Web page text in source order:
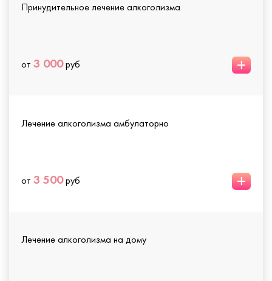
Принудительное лечение алкоголизма
от 3 000руб +
Лечение алкоголизма амбулаторно
от 3 500руб +
Лечение алкоголизма на дому